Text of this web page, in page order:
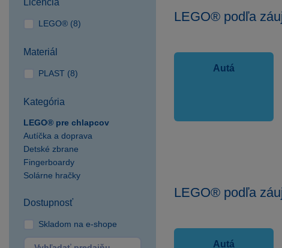
Licencia
LEGO® (8)
Materiál
PLAST (8)
Kategória
LEGO® pre chlapcov
Autíčka a doprava
Detské zbrane
Fingerboardy
Solárne hračky
Dostupnosť
Skladom na e-shope
LEGO® podľa
Autá
LEGO® podľa
Autá